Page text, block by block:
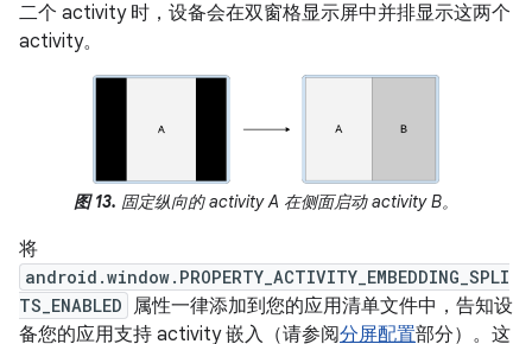
二个 activity 时，设备会在双窗格显示屏中并排显示这两个
activity。
图 13. 固定纵向的 activity A 在侧面启动 activity B。
将
android.window.PROPERTY_ACTIVITY_EMBEDDING_SPLI
TS_ENABLED
属性一律添加到您的应用清单文件中，告知设
备您的应用支持 activity 嵌入（请参阅分屏配置部分）。这